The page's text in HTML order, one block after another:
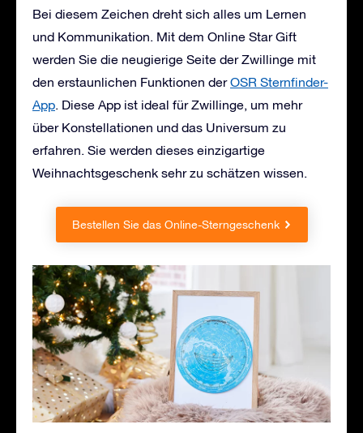
Bei diesem Zeichen dreht sich alles um Lernen
und Kommunikation. Mit dem Online Star Gift
werden Sie die neugierige Seite der Zwillinge mit
den erstaunlichen Funktionen derOSR Sternfinder-
App. Diese App ist ideal für Zwillinge, um mehr
über Konstellationen und das Universum zu
erfahren. Sie werden dieses einzigartige
Weihnachtsgeschenk sehr zu schätzen wissen.
Bestellen Sie das Online-Sterngeschenk